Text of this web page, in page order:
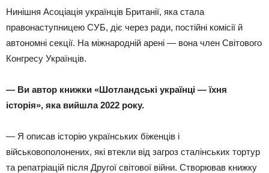
Нинішня Асоціація українців Британії, яка стала
правонаступницею СУБ, діє через ради, постійні комісії й
автономні секції. На міжнародній арені — вона член Світового
Конгресу Українців.
— Ви автор книжки «Шотландські українці — їхня
історія», яка вийшла 2022 року.
— Я описав історію українських біженців і
військовополонених, які втекли від загроз сталінських тортур
та репатріацій після Другої світової війни. Створював книжку